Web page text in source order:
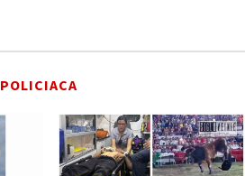
POLICIACA